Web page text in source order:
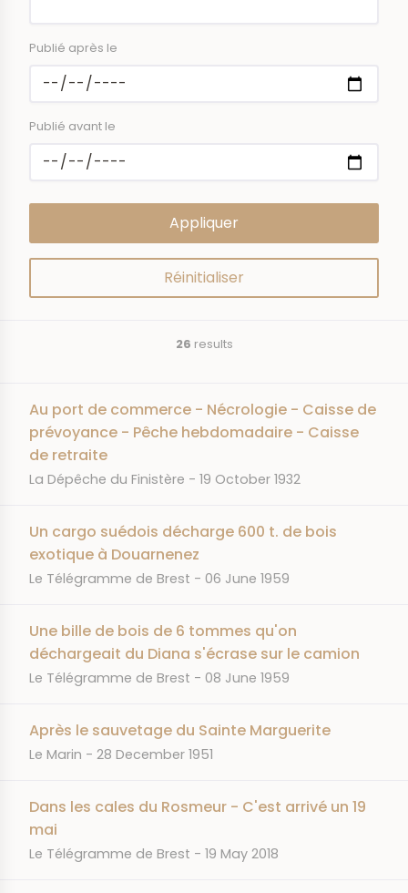
Publié après le
Publié avant le
26 results
Au port de commerce - Nécrologie - Caisse de
prévoyance - Pêche hebdomadaire - Caisse
de retraite
JOURNAL
La Dépêche du Finistère DATE
19 October 1932
Un cargo suédois décharge 600 t. de bois
exotique à Douarnenez
JOURNAL
Le Télégramme de Brest DATE
06 June 1959
Une bille de bois de 6 tommes qu'on
déchargeait du Diana s'écrase sur le camion
JOURNAL
Le Télégramme de Brest DATE
08 June 1959
Après le sauvetage du Sainte Marguerite
JOURNAL
Le Marin DATE
28 December 1951
Dans les cales du Rosmeur - C'est arrivé un 19
mai
JOURNAL
Le Télégramme de Brest DATE
19 May 2018